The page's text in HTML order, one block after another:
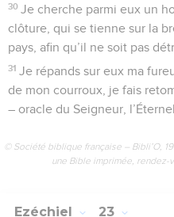
30 Je cherche parmi eux un
clôture, qui se tienne sur la
pays, afin qu’il ne soit pas
31 Je répands sur eux ma
de mon courroux, je fais
– oracle du Seigneur, l’Éternel.
© Société biblique française – Bibli’O,
une Bible imprimée,
Ezéchiel 23